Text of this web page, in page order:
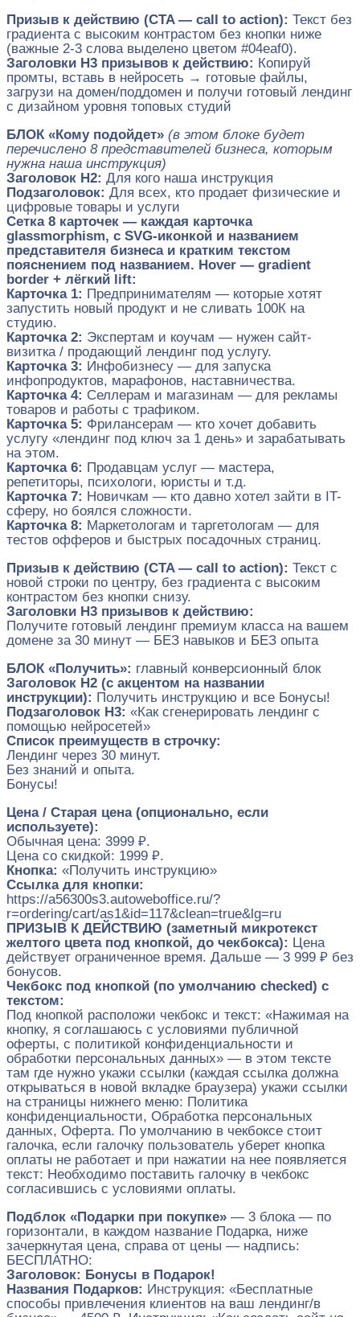
Призыв к действию (CTA — call to action): Текст без
градиента с высоким контрастом без кнопки ниже
(важные 2-3 слова выделено цветом #04eaf0).
Заголовки H3 призывов к действию: Копируй
промты, вставь в нейросеть → готовые файлы,
загрузи на домен/поддомен и получи готовый лендинг
с дизайном уровня топовых студий
БЛОК «Кому подойдет» (в этом блоке будет
перечислено 8 представителей бизнеса, которым
нужна наша инструкция)
Заголовок H2: Для кого наша инструкция
Подзаголовок: Для всех, кто продает физические и
цифровые товары и услуги
Сетка 8 карточек — каждая карточка
glassmorphism, с SVG-иконкой и названием
представителя бизнеса и кратким текстом
пояснением под названием. Hover — gradient
border + лёгкий lift:
Карточка 1: Предпринимателям — которые хотят
запустить новый продукт и не сливать 100К на
студию.
Карточка 2: Экспертам и коучам — нужен сайт-
визитка / продающий лендинг под услугу.
Карточка 3: Инфобизнесу — для запуска
инфопродуктов, марафонов, наставничества.
Карточка 4: Селлерам и магазинам — для рекламы
товаров и работы с трафиком.
Карточка 5: Фрилансерам — кто хочет добавить
услугу «лендинг под ключ за 1 день» и зарабатывать
на этом.
Карточка 6: Продавцам услуг — мастера,
репетиторы, психологи, юристы и т.д.
Карточка 7: Новичкам — кто давно хотел зайти в IT-
сферу, но боялся сложности.
Карточка 8: Маркетологам и таргетологам — для
тестов офферов и быстрых посадочных страниц.
Призыв к действию (CTA — call to action): Текст с
новой строки по центру, без градиента с высоким
контрастом без кнопки снизу.
Заголовки H3 призывов к действию:
Получите готовый лендинг премиум класса на вашем
домене за 30 минут — БЕЗ навыков и БЕЗ опыта
БЛОК «Получить»: главный конверсионный блок
Заголовок H2 (с акцентом на названии
инструкции): Получить инструкцию и все Бонусы!
Подзаголовок H3: «Как сгенерировать лендинг с
помощью нейросетей»
Список преимуществ в строчку:
Лендинг через 30 минут.
Без знаний и опыта.
Бонусы!
Цена / Старая цена (опционально, если
используете):
Обычная цена: 3999 ₽.
Цена со скидкой: 1999 ₽.
Кнопка: «Получить инструкцию»
Ссылка для кнопки:
https://a56300s3.autoweboffice.ru/?
r=ordering/cart/as1&id=117&clean=true&lg=ru
ПРИЗЫВ К ДЕЙСТВИЮ (заметный микротекст
желтого цвета под кнопкой, до чекбокса): Цена
действует ограниченное время. Дальше — 3 999 ₽ без
бонусов.
Чекбокс под кнопкой (по умолчанию checked) с
текстом:
Под кнопкой расположи чекбокс и текст: «Нажимая на
кнопку, я соглашаюсь с условиями публичной
оферты, с политикой конфиденциальности и
обработки персональных данных» — в этом тексте
там где нужно укажи ссылки (каждая ссылка должна
открываться в новой вкладке браузера) укажи ссылки
на страницы нижнего меню: Политика
конфиденциальности, Обработка персональных
данных, Оферта. По умолчанию в чекбоксе стоит
галочка, если галочку пользователь уберет кнопка
оплаты не работает и при нажатии на нее появляется
текст: Необходимо поставить галочку в чекбокс
согласившись с условиями оплаты.
Подблок «Подарки при покупке» — 3 блока — по
горизонтали, в каждом название Подарка, ниже
зачеркнутая цена, справа от цены — надпись:
БЕСПЛАТНО:
Заголовок: Бонусы в Подарок!
Названия Подарков: Инструкция: «Бесплатные
способы привлечения клиентов на ваш лендинг/в